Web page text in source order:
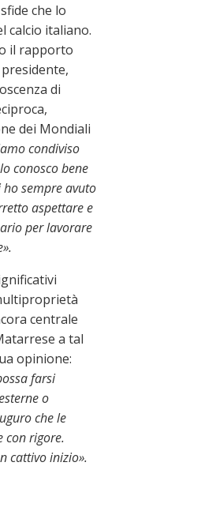
che lo
calcio italiano.
il rapporto
di
dei Mondiali
condiviso
conosco bene
sempre avuto
aspettare e
per lavorare
centrale
a tal
opinione:
farsi
o
che le
con rigore.
cattivo inizio».